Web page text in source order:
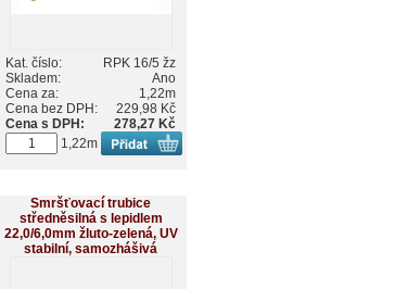
Kat. číslo:
RPK 16/5 žz
Skladem:
Ano
Cena za:
1,22m
Cena bez DPH:
229,98 Kč
Cena s DPH:
278,27 Kč
1,22m
Smršťovací trubice
středněsilná s lepidlem
22,0/6,0mm žluto-zelená, UV
stabilní, samozhášivá